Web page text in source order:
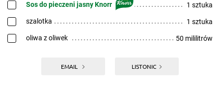
Sos do pieczeni jasny Knorr 1 sztuka
szalotka 1 sztuka
oliwa z oliwek 50 mililitrów
EMAIL LISTONIC